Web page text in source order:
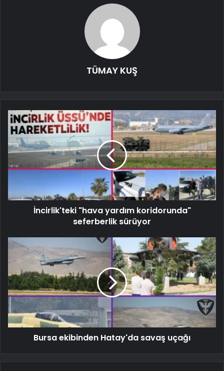
TÜMAY KUŞ
İncirlik'teki "hava yardım koridorunda"
seferberlik sürüyor
Bursa ekibinden Hatay'da savaş uçağı